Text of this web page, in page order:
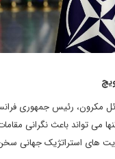
مکرون، رئیس جمهوری
می تواند باعث نگرانی
های استراتژیک جهانی